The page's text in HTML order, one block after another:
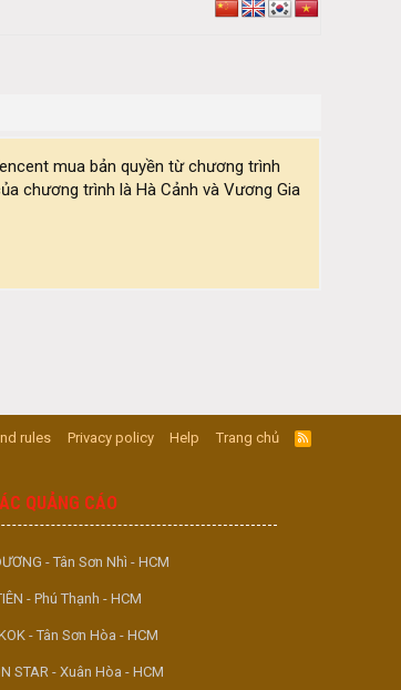
mua bản quyền từ chương trình
chương trình là Hà Cảnh và Vương Gia
rules Privacy policy Help Trang chủ
R
S
QUẢNG CÁO
- Tân Sơn Nhì - HCM
- Phú Thạnh - HCM
- Tân Sơn Hòa - HCM
STAR - Xuân Hòa - HCM